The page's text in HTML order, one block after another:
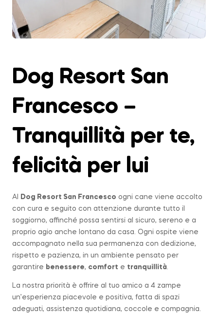
Dog Resort San
Francesco –
Tranquillità per te,
felicità per lui
Al Dog Resort San Francesco ogni cane viene accolto
con cura e seguito con attenzione durante tutto il
soggiorno, affinché possa sentirsi al sicuro, sereno e a
proprio agio anche lontano da casa. Ogni ospite viene
accompagnato nella sua permanenza con dedizione,
rispetto e pazienza, in un ambiente pensato per
garantire benessere, comfort e tranquillità
La nostra priorità è offrire al tuo amico a 4 zampe
un’esperienza piacevole e positiva, fatta di spazi
adeguati, assistenza quotidiana, coccole e compagnia.